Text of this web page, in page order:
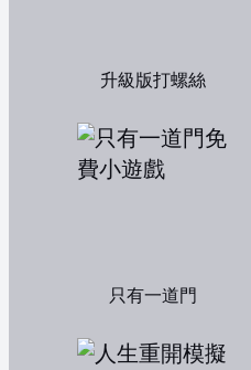
升級版打螺絲
只有一道門